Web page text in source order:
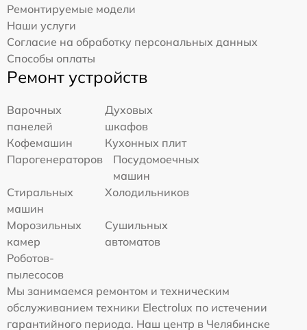
Ремонтируемые модели
Наши услуги
Согласие на обработку персональных данных
Способы оплаты
Ремонт устройств
Варочных
панелей
Духовых
шкафов
Кофемашин
Кухонных плит
Парогенераторов
Посудомоечных
машин
Стиральных
машин
Холодильников
Морозильных
камер
Сушильных
автоматов
Роботов-
пылесосов
Мы занимаемся ремонтом и техническим
обслуживанием техники Electrolux по истечении
гарантийного периода. Наш центр в Челябинске